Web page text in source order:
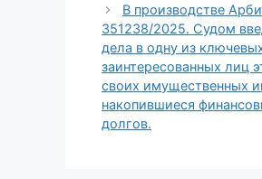
В производстве
351238/2025. Судом
дела в одну из
заинтересованных лиц
своих имущественных
накопившиеся
долгов.